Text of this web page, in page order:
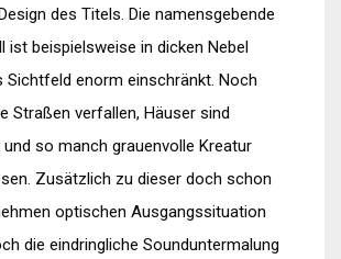
des Titels. Die namensgebende
ist beispielsweise in dicken Nebel
Sichtfeld enorm einschränkt. Noch
Straßen verfallen, Häuser sind
so manch grauenvolle Kreatur
Zusätzlich zu dieser doch schon
optischen Ausgangssituation
die eindringliche Sounduntermalung